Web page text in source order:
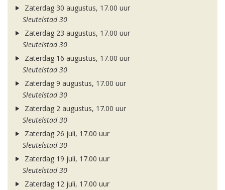
Zaterdag 30 augustus, 17.00 uur
Sleutelstad 30
Zaterdag 23 augustus, 17.00 uur
Sleutelstad 30
Zaterdag 16 augustus, 17.00 uur
Sleutelstad 30
Zaterdag 9 augustus, 17.00 uur
Sleutelstad 30
Zaterdag 2 augustus, 17.00 uur
Sleutelstad 30
Zaterdag 26 juli, 17.00 uur
Sleutelstad 30
Zaterdag 19 juli, 17.00 uur
Sleutelstad 30
Zaterdag 12 juli, 17.00 uur